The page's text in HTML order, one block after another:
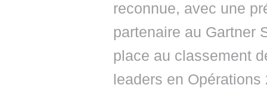
reconnue, avec une
partenaire au Gartner
place au classement
leaders en